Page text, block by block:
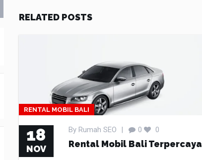
RELATED POSTS
RENTAL MOBIL BALI
18
NOV
By Rumah SEO | 0 0
Rental Mobil Bali Terpercaya